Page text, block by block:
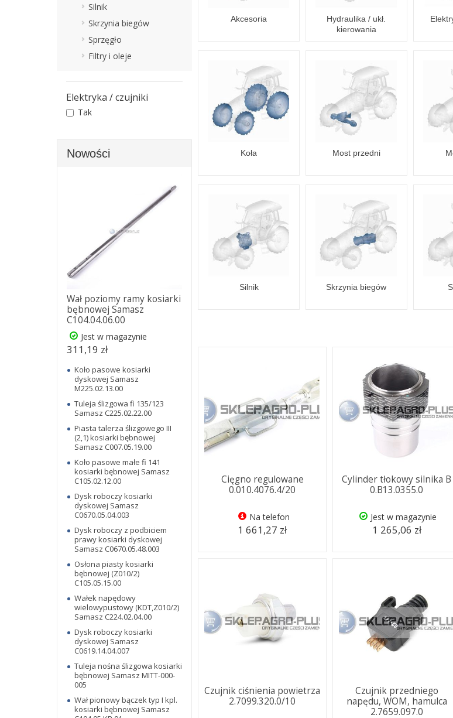
Akcesoria
Hydraulika / ukł.
kierowania
Koła Most przedni
Silnik Skrzynia biegów
Cięgno regulowane
0.010.4076.4/20
Na telefon
1 661,27 zł
Cylinder tłokowy silnika B
0.B13.0355.0
Jest w magazynie
1 265,06 zł
Czujnik ciśnienia powietrza
2.7099.320.0/10
Czujnik przedniego
napędu, WOM, hamulca
2.7659.097.0
Silnik
Skrzynia biegów
Sprzęgło
Filtry i oleje
Elektryka / czujniki
Tak
Nowości
Wał poziomy ramy kosiarki
bębnowej Samasz
C104.04.06.00
Jest w magazynie
311,19 zł
Koło pasowe kosiarki
dyskowej Samasz
M225.02.13.00
Tuleja ślizgowa fi 135/123
Samasz C225.02.22.00
Piasta talerza ślizgowego III
(2,1) kosiarki bębnowej
Samasz C007.05.19.00
Koło pasowe małe fi 141
kosiarki bębnowej Samasz
C105.02.12.00
Dysk roboczy kosiarki
dyskowej Samasz
C0670.05.04.003
Dysk roboczy z podbiciem
prawy kosiarki dyskowej
Samasz C0670.05.48.003
Osłona piasty kosiarki
bębnowej (Z010/2)
C105.05.15.00
Wałek napędowy
wielowypustowy (KDT,Z010/2)
Samasz C224.02.04.00
Dysk roboczy kosiarki
dyskowej Samasz
C0619.14.04.007
Tuleja nośna ślizgowa kosiarki
bębnowej Samasz MITT-000-
005
Wał pionowy bączek typ I kpl.
kosiarki bębnowej Samasz